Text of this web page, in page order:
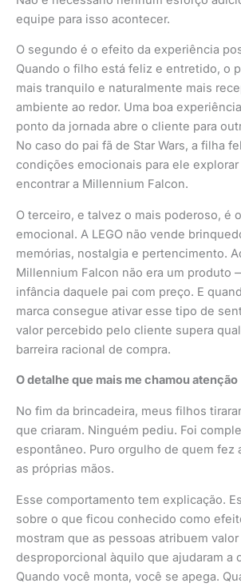
equipe para isso acontecer.
O segundo é o efeito da experiência
Quando o filho está feliz e entretido, o
mais tranquilo e naturalmente mais
ambiente ao redor. Uma boa
ponto da jornada abre o cliente para
No caso do pai fã de Star Wars, a filha
condições emocionais para ele
encontrar a Millennium Falcon.
O terceiro, e talvez o mais poderoso, é
emocional. A LEGO não vende
memórias, nostalgia e pertencimento.
Millennium Falcon não era um produto
infância daquele pai com preço. E
marca consegue ativar esse tipo de
valor percebido pelo cliente supera
barreira racional de compra.
O detalhe que mais me chamou atenção
No fim da brincadeira, meus filhos
que criaram. Ninguém pediu. Foi
espontâneo. Puro orgulho de quem fez
as próprias mãos.
Esse comportamento tem explicação.
sobre o que ficou conhecido como
mostram que as pessoas atribuem valor
desproporcional àquilo que ajudaram a
Quando você monta, você se apega.